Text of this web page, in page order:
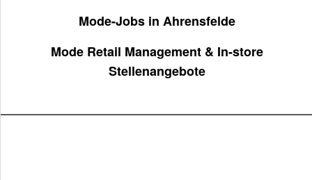
Mode-Jobs in Ahrensfelde
Mode Retail Management & In-store
Stellenangebote